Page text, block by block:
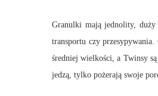
Granulki mają jednolity, duży
transportu czy
średniej wielkości, a Twinsy
jedzą, tylko pożerają swoje